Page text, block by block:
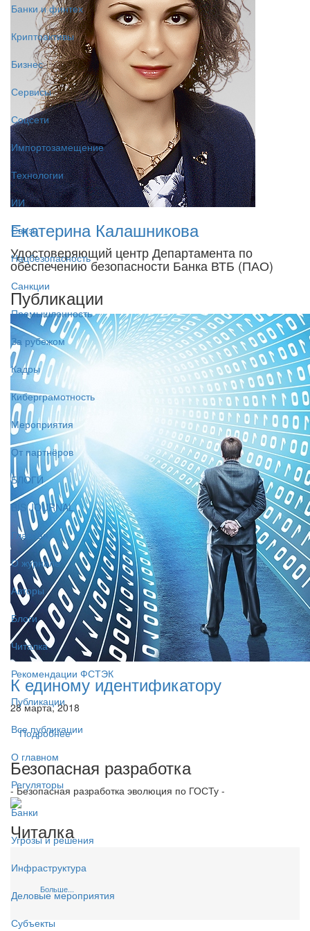
Банки и финтех
Криптоактивы
Бизнес
Сервисы
Соцсети
Импортозамещение
Технологии
ИИ
Связь
Нацбезопасность
Санкции
Промышленность
За рубежом
Кадры
Киберграмотность
Мероприятия
От партнёров
БЛОГИ
BIS JOURNAL
Главная
О журнале
Авторы
Блоги
Читалка
Рекомендации ФСТЭК
Публикации
Все публикации
О главном
Регуляторы
Банки
Угрозы и решения
Инфраструктура
Деловые мероприятия
Субъекты
Екатерина Калашникова
Удостоверяющий центр Департамента по
обеспечению безопасности Банка ВТБ (ПАО)
Публикации
К единому идентификатору
28 марта, 2018
Подробнее
Безопасная разработка
- Безопасная разработка эволюция по ГОСТу -
Читалка
Больше...